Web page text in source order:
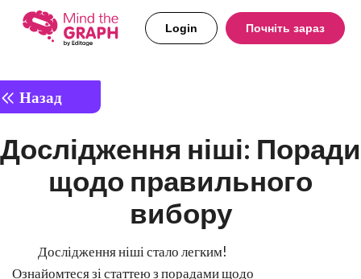
Login Почніть зараз
Назад
Дослідження ніші: Поради
щодо правильного
вибору
Дослідження ніші стало легким!
Ознайомтеся зі статтею з порадами щодо